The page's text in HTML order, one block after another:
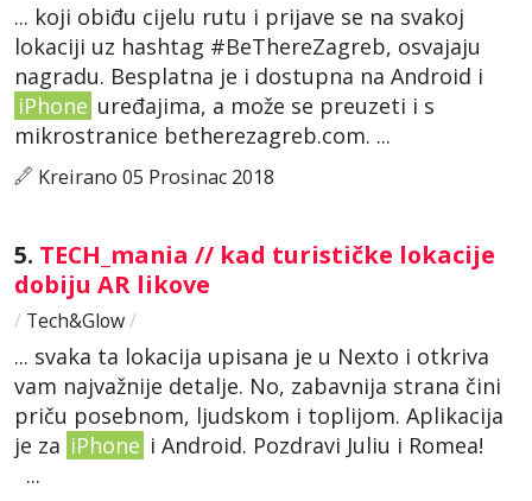
... koji obiđu cijelu rutu i prijave se na svakoj
lokaciji uz hashtag #BeThereZagreb, osvajaju
nagradu. Besplatna je i dostupna na Android i
iPhone uređajima, a može se preuzeti i s
mikrostranice betherezagreb.com. ...
Kreirano 05 Prosinac 2018
5. TECH_mania // kad turističke lokacije
dobiju AR likove
/ Tech&Glow/
... svaka ta lokacija upisana je u Nexto i otkriva
vam najvažnije detalje. No, zabavnija strana čini
priču posebnom, ljudskom i toplijom. Aplikacija
je za iPhone i Android. Pozdravi Juliu i Romea!
...